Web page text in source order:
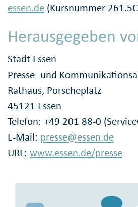
essen.de (Kursnummer
Herausgegeben
Stadt Essen
Presse- und
Rathaus, Porscheplatz
45121 Essen
Telefon: +49 201 88-0
E-Mail: presse@essen.de
URL: www.essen.de/presse